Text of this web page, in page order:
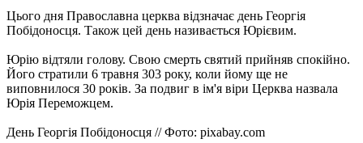
Цього дня Православна церква відзначає день Георгія
Побідоносця. Також цей день називається Юрієвим.
Юрію відтяли голову. Свою смерть святий прийняв спокійно.
Його стратили 6 травня 303 року, коли йому ще не
виповнилося 30 років. За подвиг в ім'я віри Церква назвала
Юрія Переможцем.
День Георгія Побідоносця // Фото: pixabay.com